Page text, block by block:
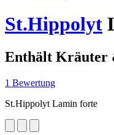
St.Hippolyt
Enthält Kräuter
1 Bewertung
St.Hippolyt Lamin forte